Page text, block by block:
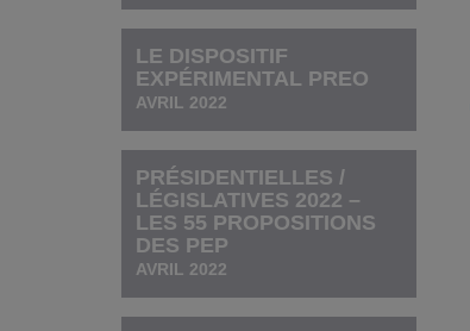
LE DISPOSITIF
EXPÉRIMENTAL PREO
AVRIL 2022
PRÉSIDENTIELLES /
LÉGISLATIVES 2022 –
LES 55 PROPOSITIONS
DES PEP
AVRIL 2022